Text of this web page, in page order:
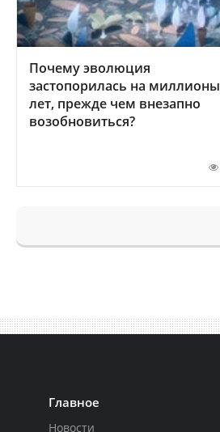
Почему эволюция
застопорилась на миллионы
лет, прежде чем внезапно
возобновиться?
Главное
Новости